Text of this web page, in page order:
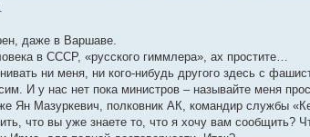
даже в Варшаве.
в СССР, «русского гиммлера», ах простите…
ни меня, ни кого-нибудь другого здесь с
И у нас нет пока министров – называйте меня
Ян Мазуркевич, полковник АК, командир службы
что вы уже знаете то, что я хочу вам сообщить?